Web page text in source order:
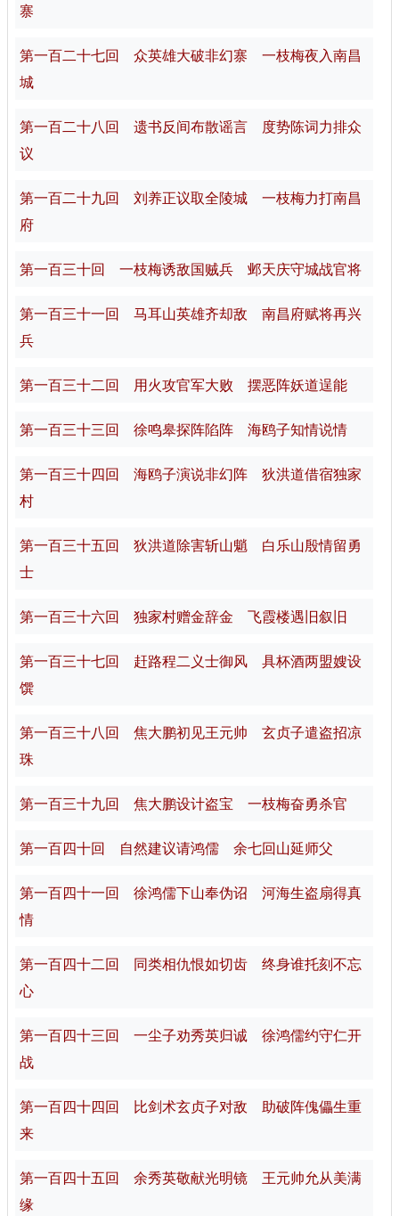
寨
第一百二十七回 众英雄大破非幻寨 一枝梅夜入南昌
城
第一百二十八回 遗书反间布散谣言 度势陈词力排众
议
第一百二十九回 刘养正议取全陵城 一枝梅力打南昌
府
第一百三十回 一枝梅诱敌国贼兵 邺天庆守城战官将
第一百三十一回 马耳山英雄齐却敌 南昌府赋将再兴
兵
第一百三十二回 用火攻官军大败 摆恶阵妖道逞能
第一百三十三回 徐鸣皋探阵陷阵 海鸥子知情说情
第一百三十四回 海鸥子演说非幻阵 狄洪道借宿独家
村
第一百三十五回 狄洪道除害斩山魈 白乐山殷情留勇
士
第一百三十六回 独家村赠金辞金 飞霞楼遇旧叙旧
第一百三十七回 赶路程二义士御风 具杯酒两盟嫂设
馔
第一百三十八回 焦大鹏初见王元帅 玄贞子遣盗招凉
珠
第一百三十九回 焦大鹏设计盗宝 一枝梅奋勇杀官
第一百四十回 自然建议请鸿儒 余七回山延师父
第一百四十一回 徐鸿儒下山奉伪诏 河海生盗扇得真
情
第一百四十二回 同类相仇恨如切齿 终身谁托刻不忘
心
第一百四十三回 一尘子劝秀英归诚 徐鸿儒约守仁开
战
第一百四十四回 比剑术玄贞子对敌 助破阵傀儡生重
来
第一百四十五回 余秀英敬献光明镜 王元帅允从美满
缘